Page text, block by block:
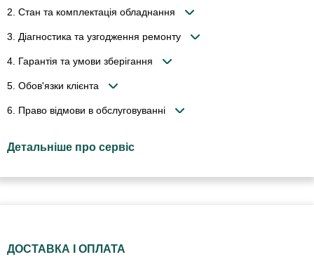
2. Стан та комплектація обладнання
3. Діагностика та узгодження ремонту
4. Гарантія та умови зберігання
5. Обов'язки клієнта
6. Право відмови в обслуговуванні
Детальніше про сервіс
ДОСТАВКА І ОПЛАТА